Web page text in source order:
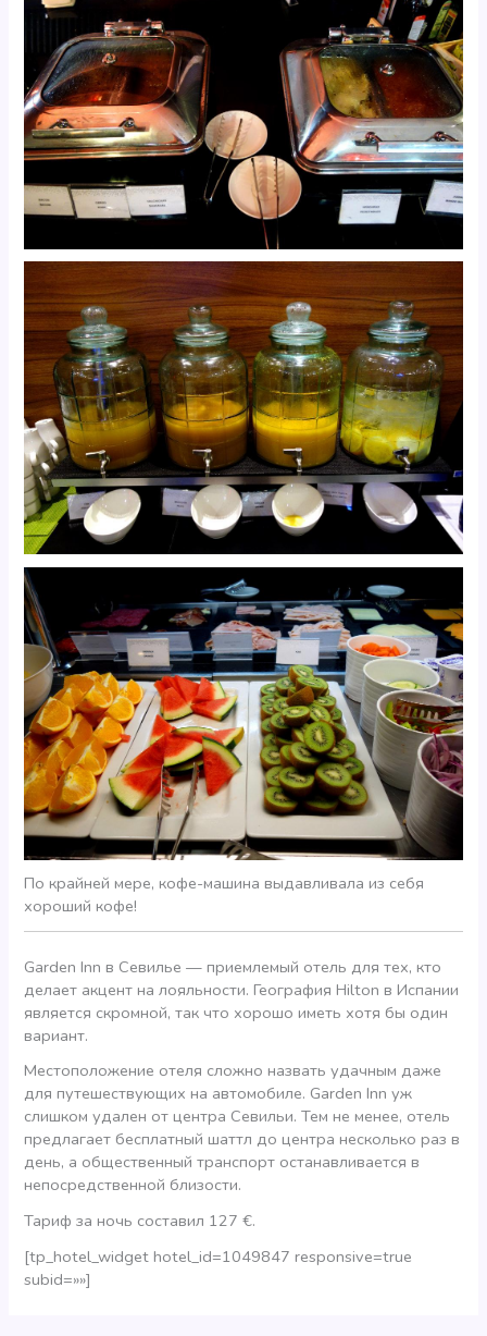
По крайней мере, кофе-машина выдавливала из себя
хороший кофе!
Garden Inn в Севилье — приемлемый отель для тех, кто
делает акцент на лояльности. География Hilton в Испании
является скромной, так что хорошо иметь хотя бы один
вариант.
Местоположение отеля сложно назвать удачным даже
для путешествующих на автомобиле. Garden Inn уж
слишком удален от центра Севильи. Тем не менее, отель
предлагает бесплатный шаттл до центра несколько раз в
день, а общественный транспорт останавливается в
непосредственной близости.
Тариф за ночь составил 127 €.
[tp_hotel_widget hotel_id=1049847 responsive=true
subid=»»]